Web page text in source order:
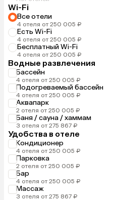
Wi-Fi
Все отели
4 отеля от 250 005 ₽
Есть Wi-Fi
4 отеля от 250 005 ₽
Бесплатный Wi-Fi
4 отеля от 250 005 ₽
Водные развлечения
Бассейн
4 отеля от 250 005 ₽
Подогреваемый бассейн
4 отеля от 250 005 ₽
Аквапарк
2 отеля от 250 005 ₽
Баня / сауна / хаммам
3 отеля от 275 867 ₽
Удобства в отеле
Кондиционер
4 отеля от 250 005 ₽
Парковка
2 отеля от 250 005 ₽
Бар
4 отеля от 250 005 ₽
Массаж
3 отеля от 275 867 ₽